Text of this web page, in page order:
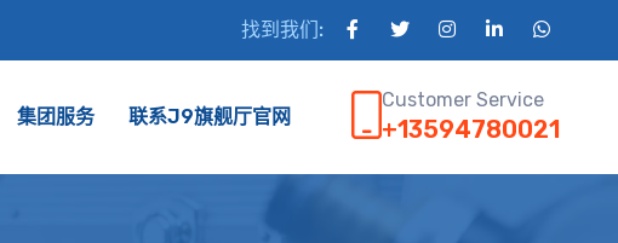
找到我们:
集团服务 联系J9旗舰厅官网
Customer Service
+13594780021